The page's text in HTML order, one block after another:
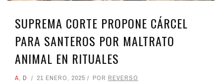
SUPREMA CORTE PROPONE CÁRCEL
PARA SANTEROS POR MALTRATO
ANIMAL EN RITUALES
A, D 21 ENERO, 2025 POR REVERSO